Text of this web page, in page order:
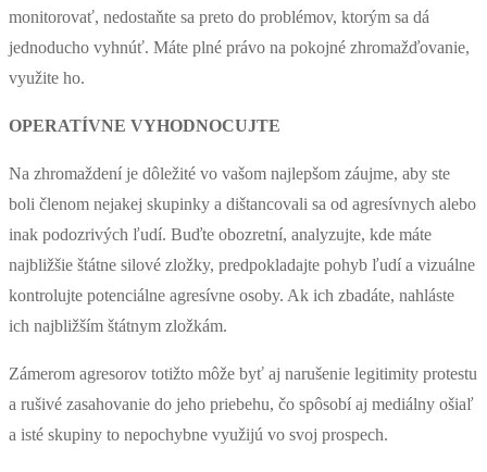
monitorovať, nedostaňte sa preto do problémov, ktorým sa dá
jednoducho vyhnúť. Máte plné právo na pokojné zhromažďovanie,
využite ho.
OPERATÍVNE VYHODNOCUJTE
Na zhromaždení je dôležité vo vašom najlepšom záujme, aby ste
boli členom nejakej skupinky a dištancovali sa od agresívnych alebo
inak podozrivých ľudí. Buďte obozretní, analyzujte, kde máte
najbližšie štátne silové zložky, predpokladajte pohyb ľudí a vizuálne
kontrolujte potenciálne agresívne osoby. Ak ich zbadáte, nahláste
ich najbližším štátnym zložkám.
Zámerom agresorov totižto môže byť aj narušenie legitimity protestu
a rušivé zasahovanie do jeho priebehu, čo spôsobí aj mediálny ošiaľ
a isté skupiny to nepochybne využijú vo svoj prospech.